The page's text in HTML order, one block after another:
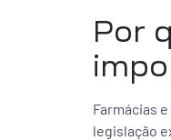
Por
Farmácias
legislação